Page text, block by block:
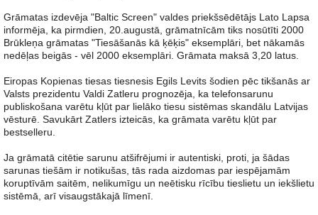
Grāmatas izdevēja "Baltic Screen" valdes priekšsēdētājs Lato Lapsa
informēja, ka pirmdien, 20.augustā, grāmatnīcām tiks nosūtīti 2000
Brūkleņa grāmatas "Tiesāšanās kā ķēķis" eksemplāri, bet nākamās
nedēļas beigās - vēl 2000 eksemplāri. Grāmata maksā 3,20 latus.
Eiropas Kopienas tiesas tiesnesis Egils Levits šodien pēc tikšanās ar
Valsts prezidentu Valdi Zatleru prognozēja, ka telefonsarunu
publiskošana varētu kļūt par lielāko tiesu sistēmas skandālu Latvijas
vēsturē. Savukārt Zatlers izteicās, ka grāmata varētu kļūt par
bestselleru.
Ja grāmatā citētie sarunu atšifrējumi ir autentiski, proti, ja šādas
sarunas tiešām ir notikušas, tās rada aizdomas par iespējamām
koruptīvām saitēm, nelikumīgu un neētisku rīcību tieslietu un iekšlietu
sistēmā, arī visaugstākajā līmenī.